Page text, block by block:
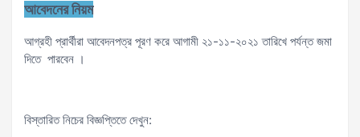
আবেদনের নিয়ম
আগ্রহী প্রার্থীরা আবেদনপত্র পূরণ করে আগামী ২১-১১-২০২১ তারিখে পর্যন্ত জমা
দিতে পারবেন ।
বিস্তারিত নিচের বিজ্ঞপ্তিতে দেখুন: